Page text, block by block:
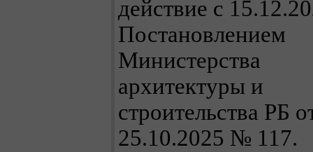
действие с
Постановлением
Министерства
архитектуры и
строительства РБ
25.10.2025 № 117.